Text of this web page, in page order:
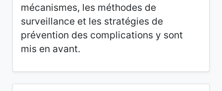
mécanismes, les méthodes de
surveillance et les stratégies de
prévention des complications y sont
mis en avant.